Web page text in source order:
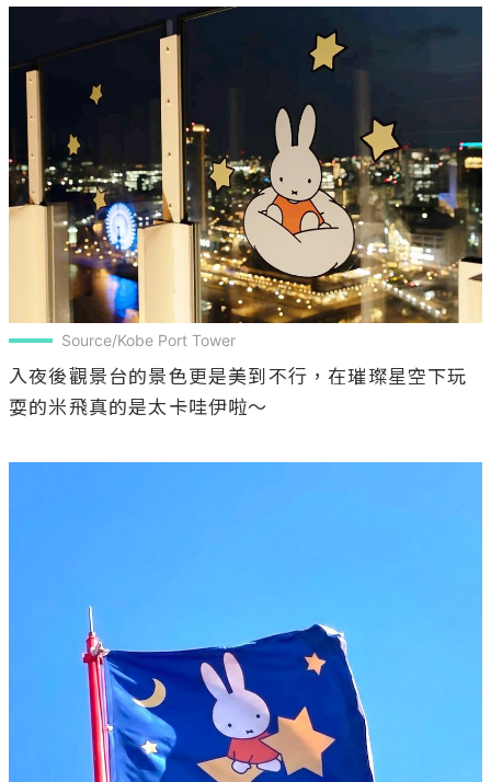
Source/Kobe Port Tower
入夜後觀景台的景色更是美到不行，在璀璨星空下玩
耍的米飛真的是太卡哇伊啦～